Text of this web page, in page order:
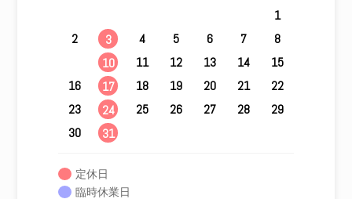
1
2
3 4 5 6 7
8
10 11 12 13 14
15
16
17 18 19 20 21
22
23
24 25 26 27 28
29
30
31
定休日
臨時休業日